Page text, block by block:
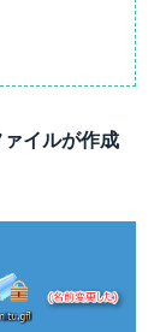
イルが作成